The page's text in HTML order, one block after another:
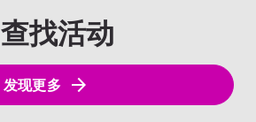
查找活动
发现更多